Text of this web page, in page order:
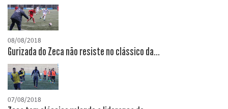
08/08/2018
Gurizada do Zeca não resiste no clássico da...
07/08/2018